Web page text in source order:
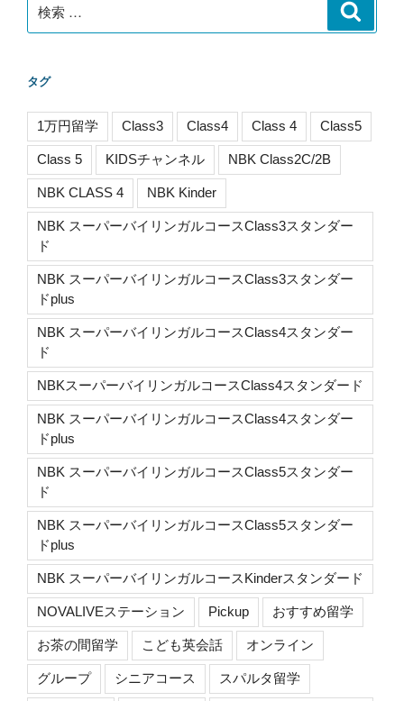
索:
タグ
1万円留学 Class3 Class4 Class 4 Class5
Class 5 KIDSチャンネル NBK Class2C/2B
NBK CLASS 4 NBK Kinder
NBK スーパーバイリンガルコースClass3スタンダー
ド
NBK スーパーバイリンガルコースClass3スタンダー
ドplus
NBK スーパーバイリンガルコースClass4スタンダー
ド
NBKスーパーバイリンガルコースClass4スタンダード
NBK スーパーバイリンガルコースClass4スタンダー
ドplus
NBK スーパーバイリンガルコースClass5スタンダー
ド
NBK スーパーバイリンガルコースClass5スタンダー
ドplus
NBK スーパーバイリンガルコースKinderスタンダード
NOVALIVEステーション Pickup おすすめ留学
お茶の間留学 こども英会話 オンライン
グループ シニアコース スパルタ留学